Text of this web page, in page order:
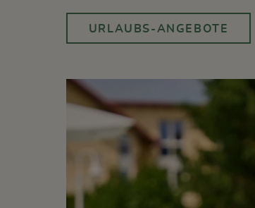
URLAUBS-ANGEBOTE